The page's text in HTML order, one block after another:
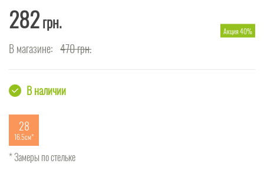
282грн.
В магазине: 470грн.
Акция 40%
В наличии
28
16.5см
* Замеры по стельке